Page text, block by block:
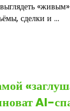
«живым»
сделки и ...
AI-